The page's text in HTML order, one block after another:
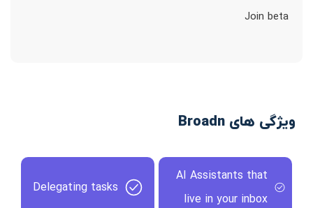
Join beta
ویژگی های Broadn
AI Assistants that
live in your inbox
Delegating tasks